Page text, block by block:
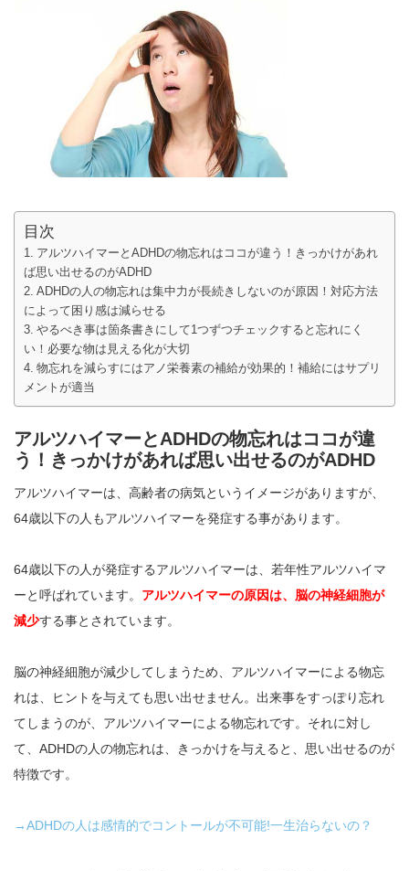
目次
アルツハイマーとADHDの物忘れはココが違う！きっかけがあれ
ば思い出せるのがADHD
ADHDの人の物忘れは集中力が長続きしないのが原因！対応方法
によって困り感は減らせる
やるべき事は箇条書きにして1つずつチェックすると忘れにく
い！必要な物は見える化が大切
物忘れを減らすにはアノ栄養素の補給が効果的！補給にはサプリ
メントが適当
アルツハイマーとADHDの物忘れはココが違
う！きっかけがあれば思い出せるのがADHD
アルツハイマーは、高齢者の病気というイメージがありますが、
64歳以下の人もアルツハイマーを発症する事があります。
64歳以下の人が発症するアルツハイマーは、若年性アルツハイマ
ーと呼ばれています。 アルツハイマーの原因は、脳の神経細胞が
減少する事とされています。
脳の神経細胞が減少してしまうため、アルツハイマーによる物忘
れは、ヒントを与えても思い出せません。出来事をすっぽり忘れ
てしまうのが、アルツハイマーによる物忘れです。それに対し
て、ADHDの人の物忘れは、きっかけを与えると、思い出せるのが
特徴です。
→ADHDの人は感情的でコントールが不可能!一生治らないの？